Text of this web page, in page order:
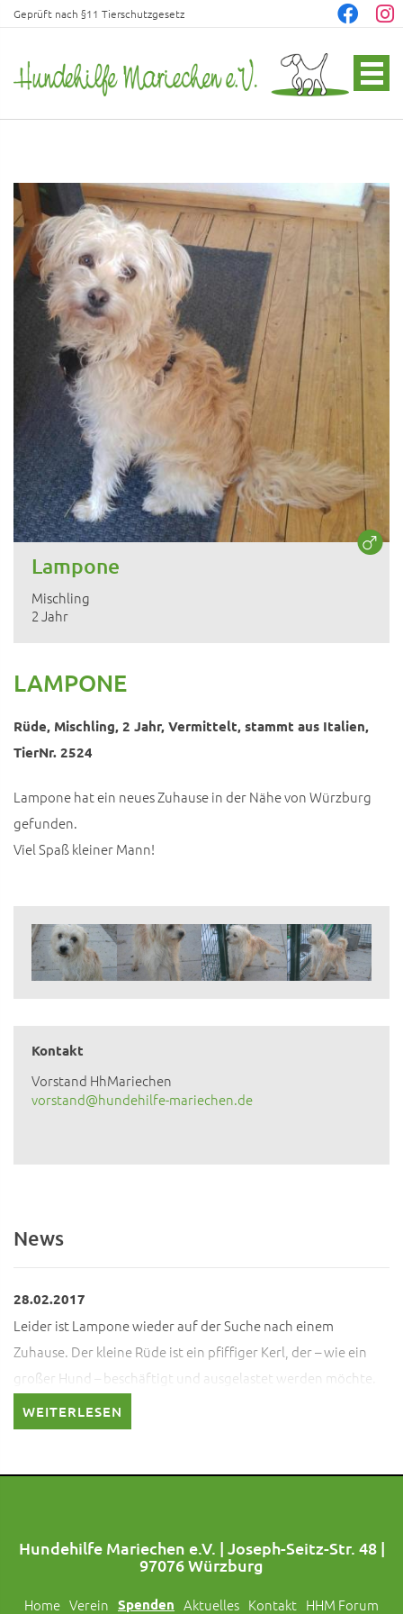
Geprüft nach §11 Tierschutzgesetz
Lampone
Mischling
2 Jahr
LAMPONE
Rüde, Mischling, 2 Jahr, Vermittelt, stammt aus Italien,
TierNr. 2524
Lampone hat ein neues Zuhause in der Nähe von Würzburg
gefunden.
Viel Spaß kleiner Mann!
Kontakt
Vorstand HhMariechen
vorstand@hundehilfe-mariechen.de
News
28.02.2017
Leider ist Lampone wieder auf der Suche nach einem
Zuhause. Der kleine Rüde ist ein pfiffiger Kerl, der – wie ein
großer Hund – beschäftigt und ausgelastet werden möchte.
Falls Sie mehr über den struppigen Schatz mit dem Plüschlook
erfahren möchten, melden Sie sich gerne bei mir.
WEITERLESEN
Hundehilfe Mariechen e.V. | Joseph-Seitz-Str. 48 |
97076 Würzburg
Home Verein Spenden Aktuelles Kontakt HHM Forum